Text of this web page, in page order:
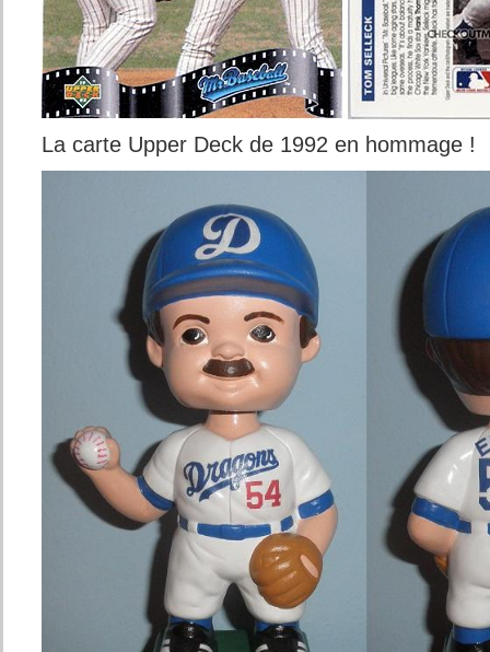
La carte Upper Deck de 1992 en hommage !